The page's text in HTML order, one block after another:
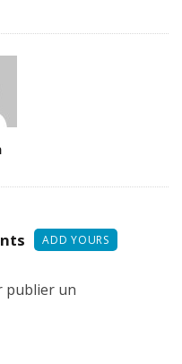
ADD YOURS
publier un